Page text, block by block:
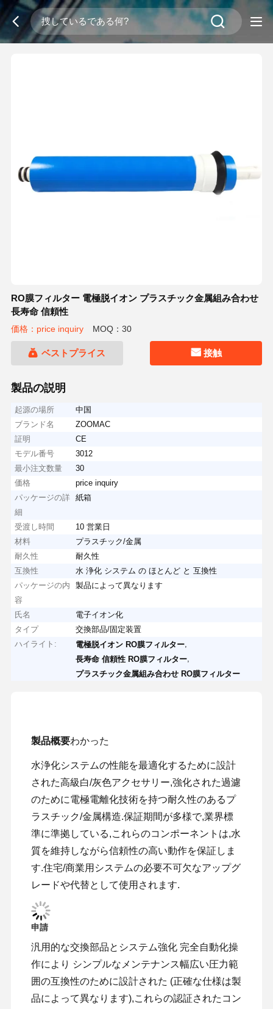
RO膜フィルター 電極脱イオン プラスチック金属組み合わせ
長寿命 信頼性
価格：price inquiry MOQ：30
ベストプライス 接触
製品の説明
起源の場所
中国
ブランド名
ZOOMAC
証明
CE
モデル番号
3012
最小注文数量
30
価格
price inquiry
パッケージの詳
細
紙箱
受渡し時間
10 営業日
材料
プラスチック/金属
耐久性
耐久性
互換性
水 浄化 システム の ほとんど と 互換性
パッケージの内
容
製品によって異なります
氏名
電子イオン化
タイプ
交換部品/固定装置
ハイライト:
電極脱イオン RO膜フィルター
長寿命 信頼性 RO膜フィルター
プラスチック金属組み合わせ RO膜フィルター
製品概要わかった
水浄化システムの性能を最適化するために設計
された高級白/灰色アクセサリー,強化された過濾
のために電極電離化技術を持つ耐久性のあるプ
ラスチック/金属構造.保証期間が多様で,業界標
準に準拠している,これらのコンポーネントは,水
質を維持しながら信頼性の高い動作を保証しま
す.住宅/商業用システムの必要不可欠なアップグ
レードや代替として使用されます.
申請
汎用的な交換部品とシステム強化 完全自動化操
作により シンプルなメンテナンス幅広い圧力範
囲の互換性のために設計された (正確な仕様は製
品によって異なります),これらの認証されたコン